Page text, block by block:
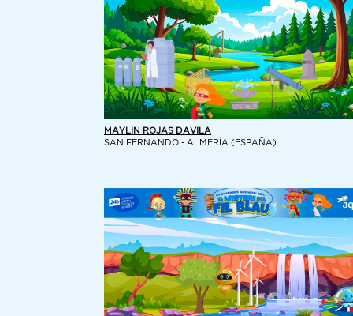
MAYLIN ROJAS DAVILA
SAN FERNANDO - ALMERÍA (ESPAÑA)